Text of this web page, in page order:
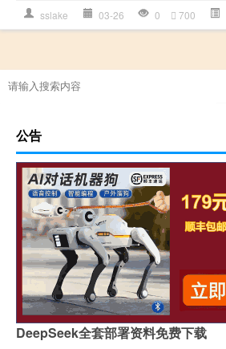
sslake 03-26 0 700
公告
DeepSeek全套部署资料免费下载